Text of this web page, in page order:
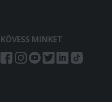
KÖVESS MINKET